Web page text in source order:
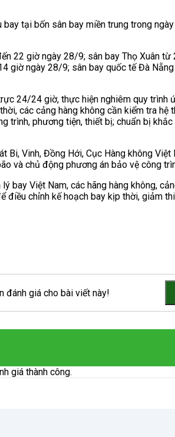
tại bốn sân bay miền trung trong
22 giờ ngày 28/9; sân bay Thọ Xuân
giờ ngày 28/9; sân bay quốc tế Đà
24/24 giờ, thực hiện nghiêm quy trình
các cảng hàng không cần kiểm tra hệ
trình, phương tiện, thiết bị; chuẩn bị
Vinh, Đồng Hới, Cục Hàng không Việt
và chủ động phương án bảo vệ công
bay Việt Nam, các hãng hàng không,
chỉnh kế hoạch bay kịp thời, giảm
đánh giá cho bài viết này!
giá thành công.